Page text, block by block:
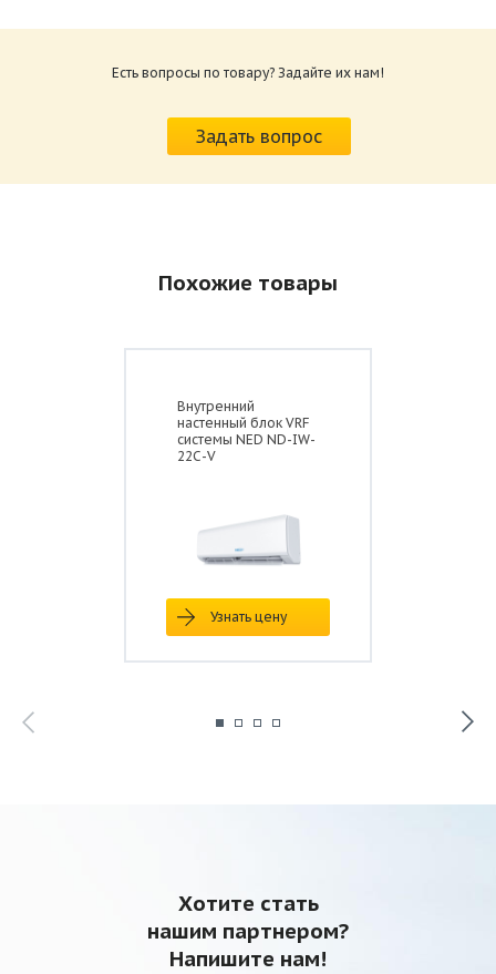
Есть вопросы по товару? Задайте их нам!
Задать вопрос
Похожие товары
Внутренний
настенный блок VRF
системы NED ND-IW-
22С-V
Узнать цену
Хотите стать
нашим партнером?
Напишите нам!